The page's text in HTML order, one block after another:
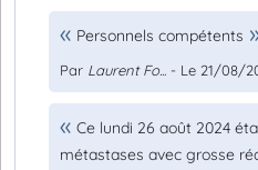
Personnels compétents
Par Laurent Fo... - Le 21/08/
Ce lundi 26 août 2024
métastases avec grosse